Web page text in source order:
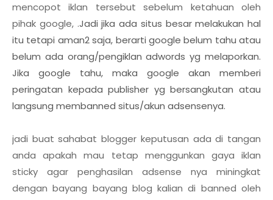
mencopot iklan tersebut sebelum ketahuan oleh
pihak google, .Jadi jika ada situs besar melakukan hal
itu tetapi aman2 saja, berarti google belum tahu atau
belum ada orang/pengiklan adwords yg melaporkan.
Jika google tahu, maka google akan memberi
peringatan kepada publisher yg bersangkutan atau
langsung membanned situs/akun adsensenya.
jadi buat sahabat blogger keputusan ada di tangan
anda apakah mau tetap menggunkan gaya iklan
sticky agar penghasilan adsense nya miningkat
dengan bayang bayang blog kalian di banned oleh